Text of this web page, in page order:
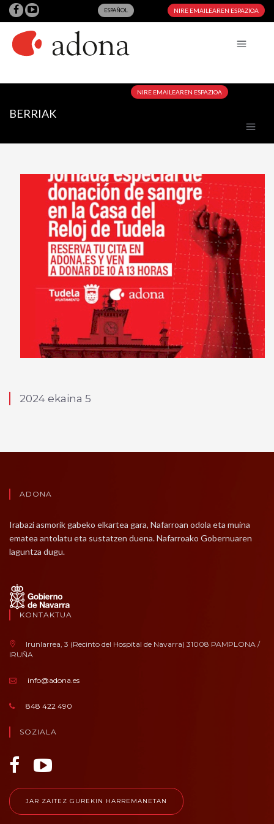
ESPAÑOL NIRE EMAILEAREN ESPAZIOA
NIRE EMAILEAREN ESPAZIOA
BERRIAK
2024 ekaina 5
ADONA
Irabazi asmorik gabeko elkartea gara, Nafarroan odola eta muina
ematea antolatu eta sustatzen duena. Nafarroako Gobernuaren
laguntza dugu.
KONTAKTUA
Irunlarrea, 3 (Recinto del Hospital de Navarra) 31008 PAMPLONA /
IRUÑA
info@adona.es
848 422 490
SOZIALA
JAR ZAITEZ GUREKIN HARREMANETAN